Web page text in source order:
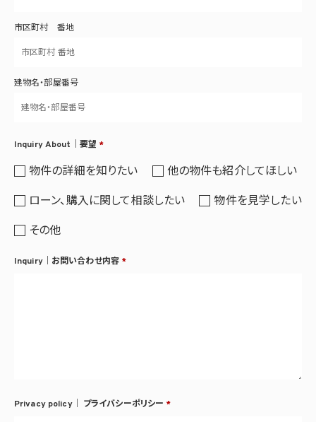
市区町村 番地
建物名・部屋番号
Inquiry About｜要望 *
物件の詳細を知りたい 他の物件も紹介してほしい
ローン、購入に関して相談したい 物件を見学したい
その他
Inquiry｜お問い合わせ内容 *
Privacy policy｜ プライバシーポリシー *